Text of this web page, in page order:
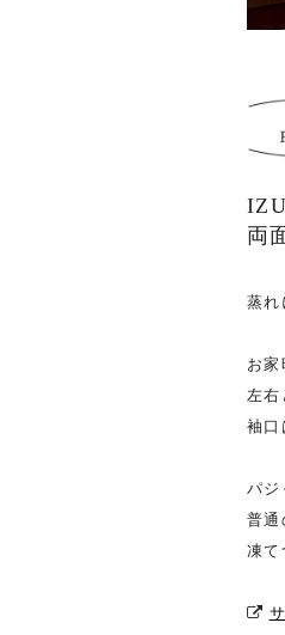
両
蒸れ
お家
左右
袖口
パジ
普通
凍て